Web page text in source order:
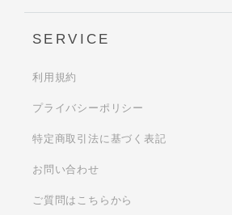
SERVICE
利用規約
プライバシーポリシー
特定商取引法に基づく表記
お問い合わせ
ご質問はこちらから